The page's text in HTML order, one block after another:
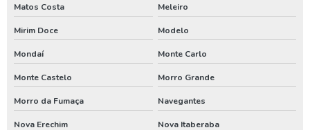
Limpeza de poço artesiano em santa catarina
Limpeza de poço artesiano paraná
Limpeza de poço artesiano rio grande de sul
Limpezas de poços
Limpezas de poços em santa catarina
Matos Costa Meleiro
Mirim Doce Modelo
Mondaí Monte Carlo
Monte Castelo Morro Grande
Morro da Fumaça Navegantes
Nova Erechim Nova Itaberaba